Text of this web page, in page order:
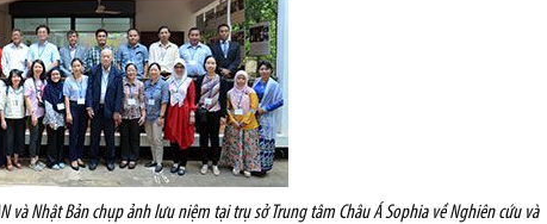
và Nhật Bản chụp ảnh lưu niệm tại trụ sởTrung tâm Châu Á Sophia về Nghiên cứu và